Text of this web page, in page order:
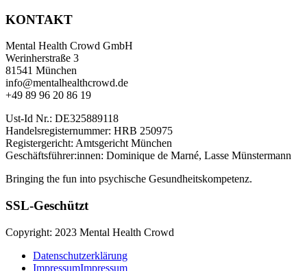
KONTAKT
Mental Health Crowd GmbH
Werinherstraße 3
81541 München
info@mentalhealthcrowd.de
+49 89 96 20 86 19
Ust-Id Nr.: DE325889118
Handelsregisternummer: HRB 250975
Registergericht: Amtsgericht München
Geschäftsführer:innen: Dominique de Marné, Lasse Münstermann
Bringing the fun into psychische Gesundheitskompetenz.
SSL-Geschützt
Copyright: 2023 Mental Health Crowd
Datenschutzerklärung
ImpressumImpressum